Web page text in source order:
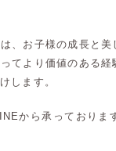
、お子様の成長と
てより価値のある
します。
から承っておりま
大宮店
大宮店